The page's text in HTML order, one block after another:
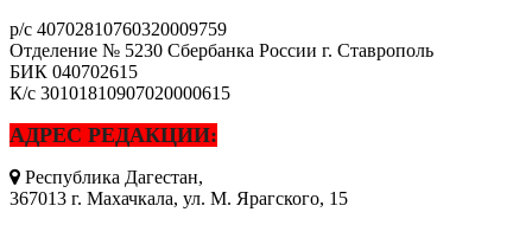
р/с 40702810760320009759
Отделение № 5230 Сбербанка России г. Ставрополь
БИК 040702615
К/с 30101810907020000615
АДРЕС РЕДАКЦИИ:
Республика Дагестан,
367013 г. Махачкала, ул. М. Ярагского, 15